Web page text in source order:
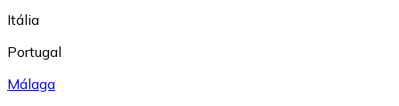
Itália
Portugal
Málaga